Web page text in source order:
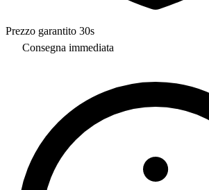
Prezzo garantito 30s
Consegna immediata